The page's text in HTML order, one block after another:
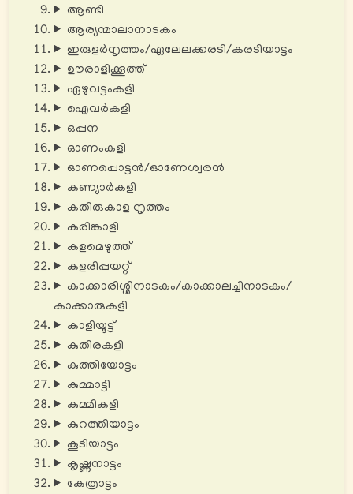
ആണ്ടി‍
ആര്യന്മാലാനാടകം
ഇരുളർനൃത്തം/ഏലേലക്കരടി/കരടിയാട്ടം
ഊരാളിക്കൂത്ത്
ഏഴുവട്ടംകളി
ഐവർകളി
ഒപ്പന
ഓണംകളി
ഓണപ്പൊട്ടൻ/ഓണേശ്വരൻ
കണ്യാർകളി
കതിരുകാള നൃത്തം
കരിങ്കാളി
കളമെഴുത്ത്
കളരിപ്പയറ്റ്
കാക്കാരിശ്ശിനാടകം/കാക്കാലച്ചിനാടകം/
കാക്കാരുകളി
കാളിയൂട്ട്
കുതിരകളി
കുത്തിയോട്ടം
കുമ്മാട്ടി
കുമ്മികളി
കുറത്തിയാട്ടം
കൂടിയാട്ടം
കൃഷ്ണനാട്ടം
കേത്രാട്ടം